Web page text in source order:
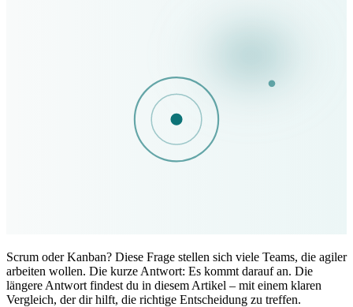
Scrum oder Kanban? Diese Frage stellen sich viele Teams, die agiler
arbeiten wollen. Die kurze Antwort: Es kommt darauf an. Die
längere Antwort findest du in diesem Artikel – mit einem klaren
Vergleich, der dir hilft, die richtige Entscheidung zu treffen.